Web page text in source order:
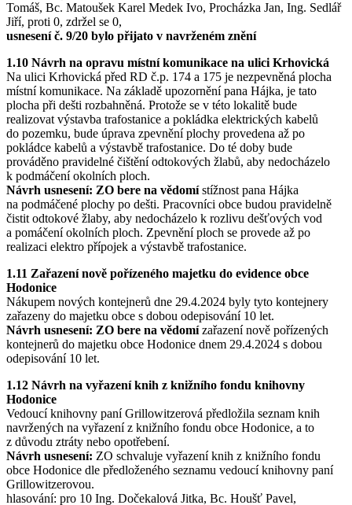
Tomáš, Bc. Matoušek Karel Medek Ivo, Procházka Jan, Ing. Sedlář
Jiří, proti 0, zdržel se 0,
usnesení č. 9/20 bylo přijato v navrženém znění
1.10 Návrh na opravu místní komunikace na ulici Krhovická
Na ulici Krhovická před RD č.p. 174 a 175 je nezpevněná plocha
místní komunikace. Na základě upozornění pana Hájka, je tato
plocha při dešti rozbahněná. Protože se v této lokalitě bude
realizovat výstavba trafostanice a pokládka elektrických kabelů
do pozemku, bude úprava zpevnění plochy provedena až po
pokládce kabelů a výstavbě trafostanice. Do té doby bude
prováděno pravidelné čištění odtokových žlabů, aby nedocházelo
k podmáčení okolních ploch.
Návrh usnesení: ZO bere na vědomístížnost pana Hájka
na podmáčené plochy po dešti. Pracovníci obce budou pravidelně
čistit odtokové žlaby, aby nedocházelo k rozlivu dešťových vod
a pomáčení okolních ploch. Zpevnění ploch se provede až po
realizaci elektro přípojek a výstavbě trafostanice.
1.11 Zařazení nově pořízeného majetku do evidence obce
Hodonice
Nákupem nových kontejnerů dne 29.4.2024 byly tyto kontejnery
zařazeny do majetku obce s dobou odepisování 10 let.
Návrh usnesení: ZO bere na vědomízařazení nově pořízených
kontejnerů do majetku obce Hodonice dnem 29.4.2024 s dobou
odepisování 10 let.
1.12 Návrh na vyřazení knih z knižního fondu knihovny
Hodonice
Vedoucí knihovny paní Grillowitzerová předložila seznam knih
navržených na vyřazení z knižního fondu obce Hodonice, a to
z důvodu ztráty nebo opotřebení.
Návrh usnesení: ZO schvaluje vyřazení knih z knižního fondu
obce Hodonice dle předloženého seznamu vedoucí knihovny paní
Grillowitzerovou.
hlasování: pro 10 Ing. Dočekalová Jitka, Bc. Houšť Pavel,